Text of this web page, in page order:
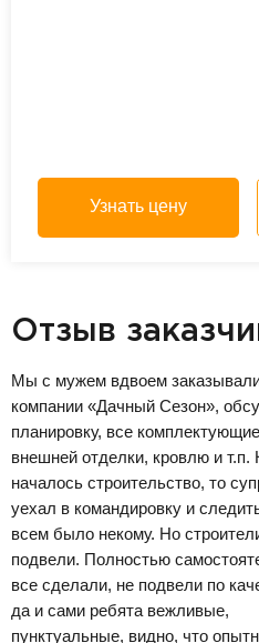
Узнать цену
Отзыв
Мы с мужем вдвоем
компании «Дачный Сезон»,
планировку, все
внешней отделки, кровлю и т.п.
началось строительство, то
уехал в командировку и
всем было некому. Но
подвели. Полностью
все сделали, не подвели по
да и сами ребята вежливые,
пунктуальные, видно, что